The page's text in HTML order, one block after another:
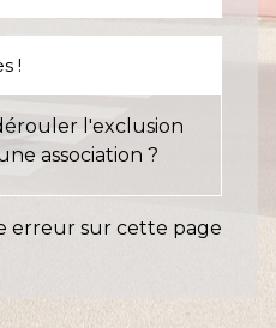
!
l'exclusion
association ?
erreur sur cette page